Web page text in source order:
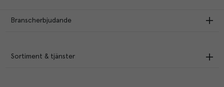
Branscherbjudande
Sortiment & tjänster